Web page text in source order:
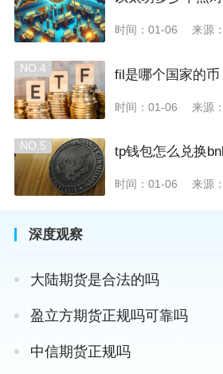
时间：01-06 来源
NO.4 fil是哪个国家的币
时间：01-06 来源
NO.5 tp钱包怎么兑换
时间：01-06 来源
深度观察
大陆期货是合法的吗
盈立方期货正规吗可靠吗
中信期货正规吗